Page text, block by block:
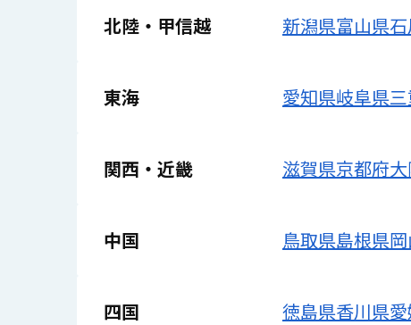
北陸・甲信越 新潟県富山県
東海 愛知県岐阜県
関西・近畿 滋賀県京都府
中国 鳥取県島根県
四国 徳島県香川県